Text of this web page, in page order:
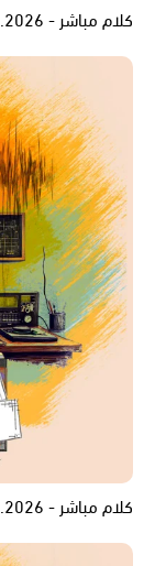
كلام مباشر - 02.08.2026
كلام مباشر - 19.07.2026